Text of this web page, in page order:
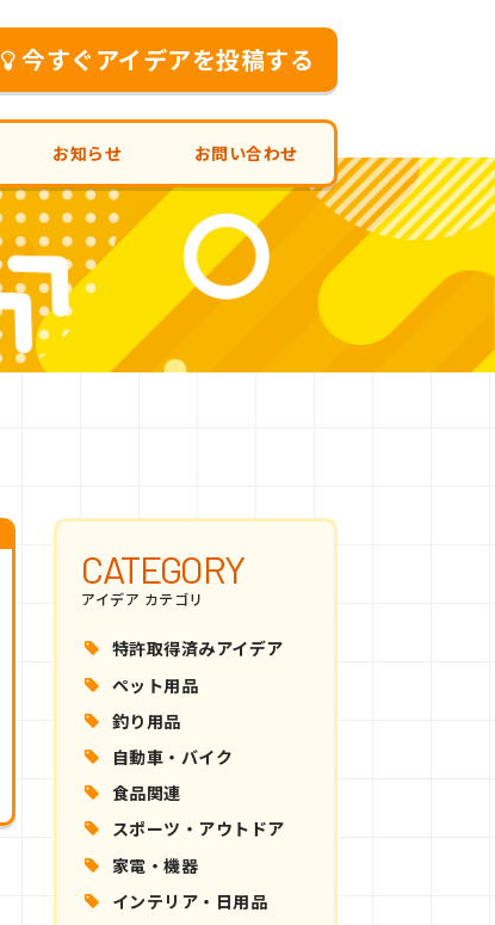
今すぐアイデアを投稿する
お知らせ お問い合わせ
CATEGORY
アイデア カテゴリ
特許取得済みアイデア
ペット用品
釣り用品
自動車・バイク
食品関連
スポーツ・アウトドア
家電・機器
インテリア・日用品